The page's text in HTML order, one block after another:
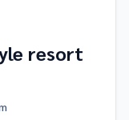
resort